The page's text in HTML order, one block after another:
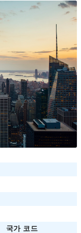
국가 코드